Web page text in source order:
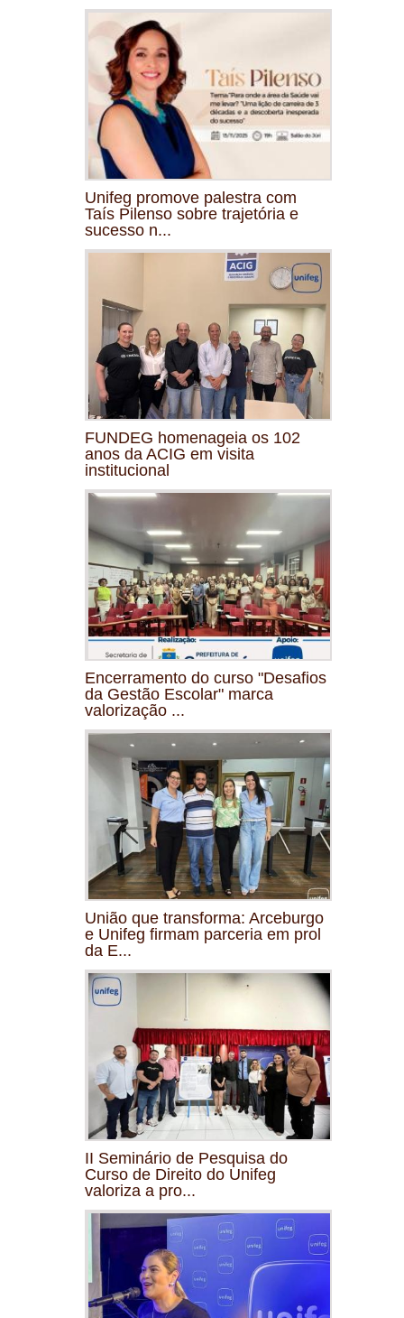
Unifeg promove palestra com
Taís Pilenso sobre trajetória e
sucesso n...
FUNDEG homenageia os 102
anos da ACIG em visita
institucional
Encerramento do curso "Desafios
da Gestão Escolar" marca
valorização ...
União que transforma: Arceburgo
e Unifeg firmam parceria em prol
da E...
II Seminário de Pesquisa do
Curso de Direito do Unifeg
valoriza a pro...